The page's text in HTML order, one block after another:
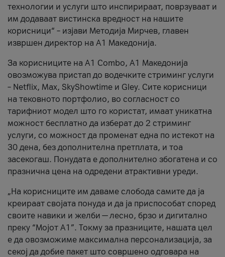
технологии и услуги што инспирираат, поврзуваат и
им додаваат вистинска вредност на нашите
корисници“ – изјави Методија Мирчев, главен
извршен директор на А1 Македонија.
За корисниците на A1 Combo, А1 Македонија
овозможува пристап до водечките стриминг услуги
– Netflix, Max, SkyShowtime и Gley. Сите корисници
на тековното портфолио, во согласност со
тарифниот модел што го користат, имаат уникатна
можност бесплатно да изберат до 2 стриминг
услуги, со можност да променат една по истекот на
30 дена, без дополнителна претплата, и тоа
засекогаш. Понудата е дополнително збогатена и со
празнична цена на одредени атрактивни уреди.
„На корисниците им даваме слобода самите да ја
креираат својата понуда и да ја приспособат според
своите навики и желби — лесно, брзо и дигитално
преку “Мојот А1”. Токму за празниците, нашата цел
е да овозможиме максимална персонализација, за
секој да добие пакет што совршено одговара на